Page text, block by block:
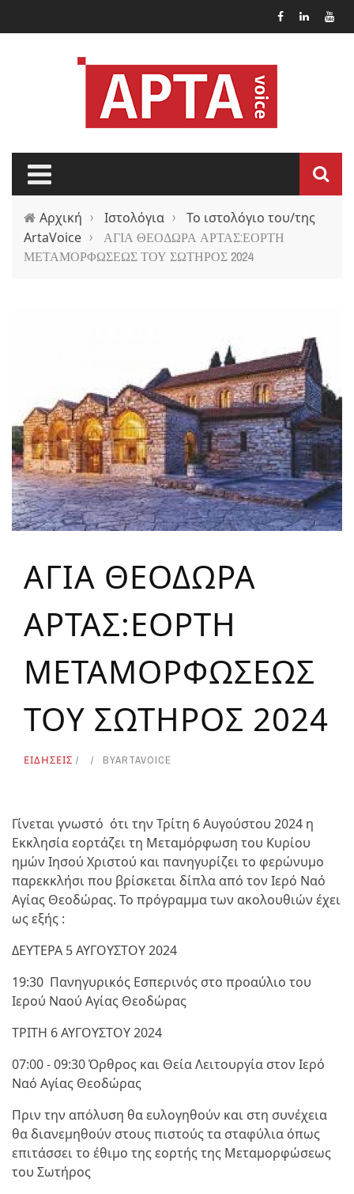
Αρχική › Ιστολόγια ›
Το ιστολόγιο του/της
ArtaVoice ›
ΑΓΙΑ ΘΕΟΔΩΡΑ ΑΡΤΑΣ:ΕΟΡΤΗ
ΜΕΤΑΜΟΡΦΩΣΕΩΣ ΤΟΥ ΣΩΤΗΡΟΣ 2024
ΑΓΙΑ ΘΕΟΔΩΡΑ
ΑΡΤΑΣ:ΕΟΡΤΗ
ΜΕΤΑΜΟΡΦΩΣΕΩΣ
ΤΟΥ ΣΩΤΗΡΟΣ 2024
ΕΙΔΗΣΕΙΣ BYARTAVOICE
Γίνεται γνωστό ότι την Τρίτη 6 Αυγούστου 2024 η
Εκκλησία εορτάζει τη Μεταμόρφωση του Κυρίου
ημών Ιησού Χριστού και πανηγυρίζει το φερώνυμο
παρεκκλήσι που βρίσκεται δίπλα από τον Ιερό Ναό
Αγίας Θεοδώρας. Το πρόγραμμα των ακολουθιών έχει
ως εξής :
ΔΕΥΤΕΡΑ 5 ΑΥΓΟΥΣΤΟΥ 2024
19:30 Πανηγυρικός Εσπερινός στο προαύλιο του
Ιερού Ναού Αγίας Θεοδώρας
ΤΡΙΤΗ 6 ΑΥΓΟΥΣΤΟΥ 2024
07:00 - 09:30 Όρθρος και Θεία Λειτουργία στον Ιερό
Ναό Αγίας Θεοδώρας
Πριν την απόλυση θα ευλογηθούν και στη συνέχεια
θα διανεμηθούν στους πιστούς τα σταφύλια όπως
επιτάσσει το έθιμο της εορτής της Μεταμορφώσεως
του Σωτήρος